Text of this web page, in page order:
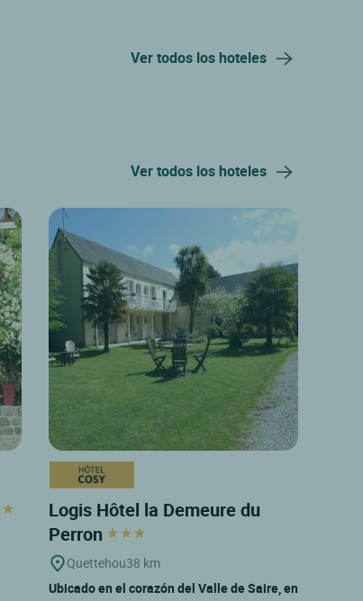
Ver todos los hoteles
Ver todos los hoteles
Logis Hôtel la Demeure du
Perron
Quettehou38 km
Ubicado en el corazón del Valle de Saire, en